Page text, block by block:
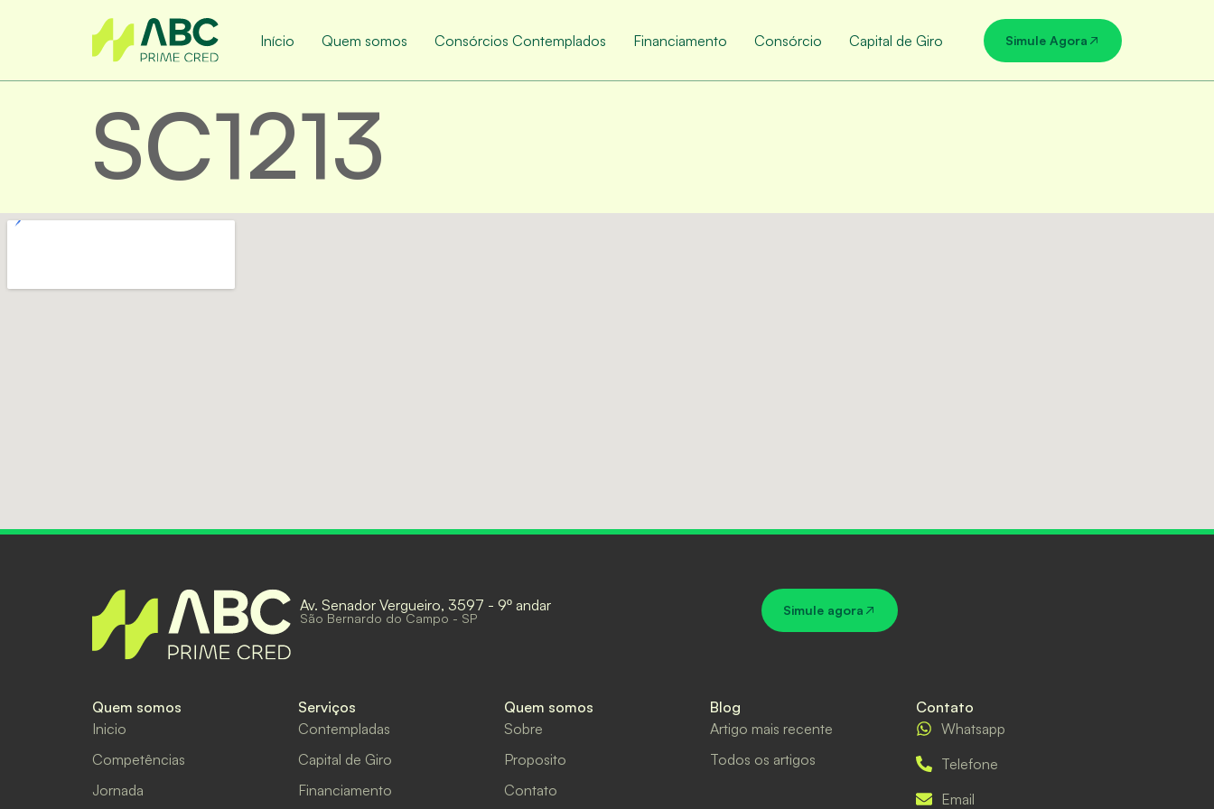
Início Quem somos Consórcios Contemplados Financiamento Consórcio Capital de Giro Simule Agora
SC1213
Av. Senador Vergueiro, 3597 - 9º andar
São Bernardo do Campo - SP
Simule agora
Quem somos
Inicio
Competências
Jornada
Serviços
Contempladas
Capital de Giro
Financiamento
Quem somos
Sobre
Proposito
Contato
Blog
Artigo mais recente
Todos os artigos
Contato
Whatsapp
Telefone
Email